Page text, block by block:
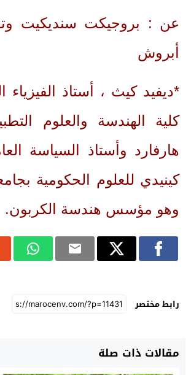
عن : بروجيكت سنديكيت
أبروش
*ديفيد كيث ، أستاذ الفيزياء
كلية الهندسة والعلوم
هارفارد وأستاذ السياسة
كينيدي للعلوم الحكومية
وهو مؤسس هندسة الكربون.
رابط مختصر
مقالات ذات صلة